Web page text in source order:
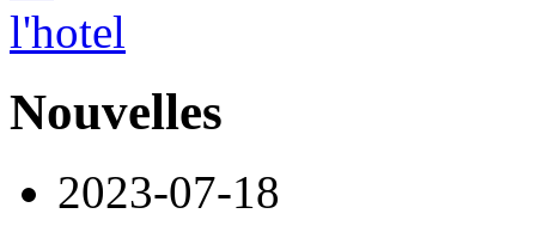
Nouvelles
2023-07-18